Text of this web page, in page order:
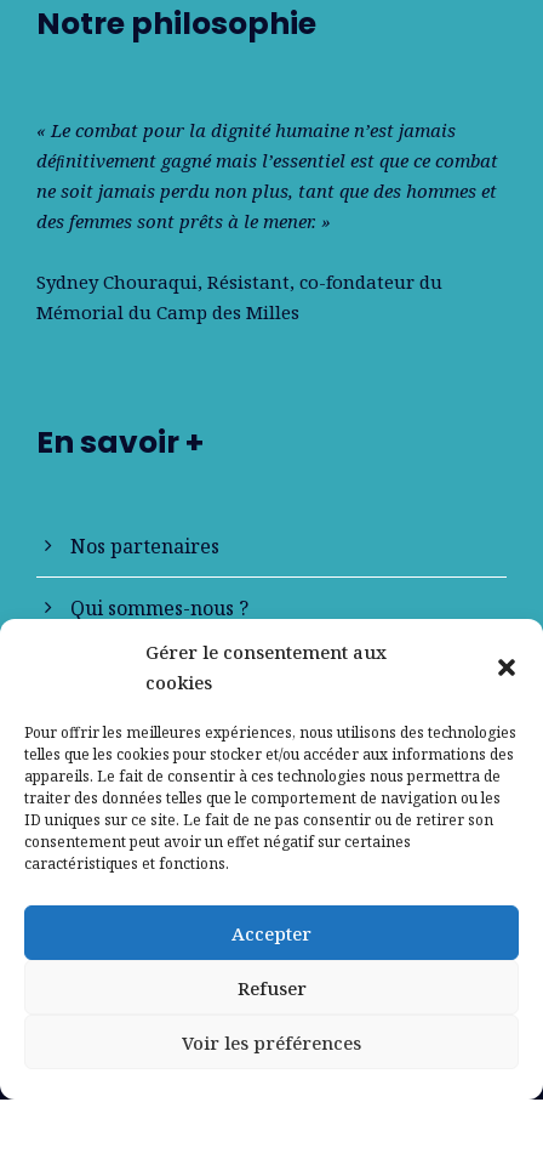
Gérer le consentement aux
cookies
Pour offrir les meilleures expériences, nous utilisons des technologies
telles que les cookies pour stocker et/ou accéder aux informations des
appareils. Le fait de consentir à ces technologies nous permettra de
traiter des données telles que le comportement de navigation ou les
ID uniques sur ce site. Le fait de ne pas consentir ou de retirer son
consentement peut avoir un effet négatif sur certaines
caractéristiques et fonctions.
Accepter
Refuser
Voir les préférences
Notre philosophie
« Le combat pour la dignité humaine n’est jamais
déﬁnitivement gagné mais l’essentiel est que ce combat
ne soit jamais perdu non plus, tant que des hommes et
des femmes sont prêts à le mener. »
Sydney Chouraqui, Résistant, co-fondateur du
Mémorial du Camp des Milles
En savoir +
Nos partenaires
Qui sommes-nous ?
Contactez-nous
Mentions légales
Politique de confidentialité